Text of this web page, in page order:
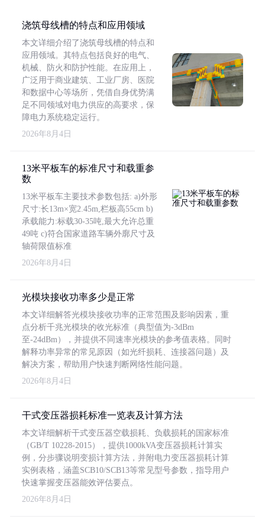
浇筑母线槽的特点和应用领域
本文详细介绍了浇筑母线槽的特点和
应用领域。其特点包括良好的电气、
机械、防火和防护性能。在应用上，
广泛用于商业建筑、工业厂房、医院
和数据中心等场所，凭借自身优势满
足不同领域对电力供应的高要求，保
障电力系统稳定运行。
2026年8月4日
13米平板车的标准尺寸和载重参
数
13米平板车主要技术参数包括: a)外形
尺寸:长13m×宽2.45m,栏板高55cm b)
承载能力:标载30-35吨,最大允许总重
49吨 c)符合国家道路车辆外廓尺寸及
轴荷限值标准
2026年8月4日
光模块接收功率多少是正常
本文详细解答光模块接收功率的正常范围及影响因素，重
点分析千兆光模块的收光标准（典型值为-3dBm
至-24dBm），并提供不同速率光模块的参考值表格。同时
解释功率异常的常见原因（如光纤损耗、连接器问题）及
解决方案，帮助用户快速判断网络性能问题。
2026年8月4日
干式变压器损耗标准一览表及计算方法
本文详细解析干式变压器空载损耗、负载损耗的国家标准
（GB/T 10228-2015），提供1000kVA变压器损耗计算实
例，分步骤说明变损计算方法，并附电力变压器损耗计算
实例表格，涵盖SCB10/SCB13等常见型号参数，指导用户
快速掌握变压器能效评估要点。
2026年8月4日